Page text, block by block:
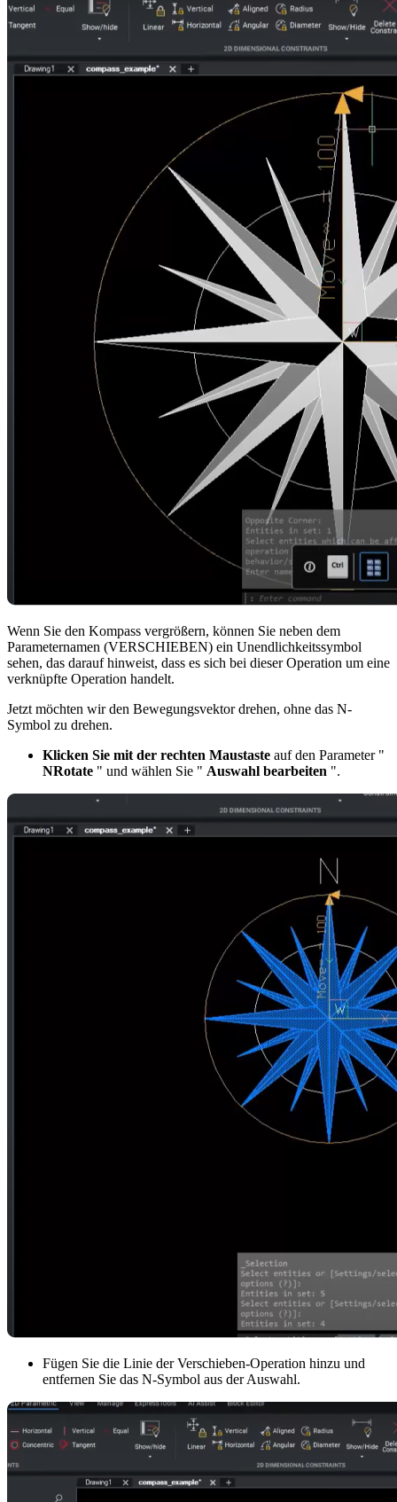
Wenn Sie den Kompass vergrößern, können Sie neben dem
Parameternamen (VERSCHIEBEN) ein Unendlichkeitssymbol
sehen, das darauf hinweist, dass es sich bei dieser Operation um eine
verknüpfte Operation handelt.
Jetzt möchten wir den Bewegungsvektor drehen, ohne das N-
Symbol zu drehen.
Klicken Sie mit der rechten Maustaste auf den Parameter "
NRotate " und wählen Sie " Auswahl bearbeiten ".
Fügen Sie die Linie der Verschieben-Operation hinzu und
entfernen Sie das N-Symbol aus der Auswahl.